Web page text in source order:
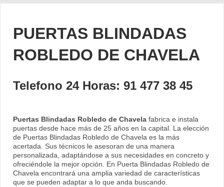
PUERTAS BLINDADAS
ROBLEDO DE CHAVELA
Telefono 24 Horas: 91 477 38 45
Puertas Blindadas Robledo de Chavela fabrica e instala
puertas desde hace más de 25 años en la capital. La elección
de Puertas Blindadas Robledo de Chavela es la más
acertada. Sus técnicos le asesoran de una manera
personalizada, adaptándose a sus necesidades en concreto y
ofreciéndole la mejor opción. En Puerta Blindadas Robledo de
Chavela encontrará una amplia variedad de características
que se pueden adaptar a lo que anda buscando.